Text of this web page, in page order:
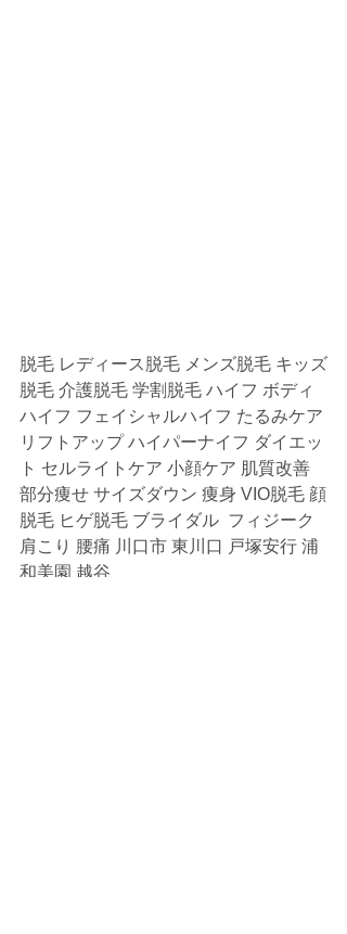
脱毛 レディース脱毛 メンズ脱毛 キッズ
脱毛 介護脱毛 学割脱毛 ハイフ ボディ
ハイフ フェイシャルハイフ たるみケア
リフトアップ ハイパーナイフ ダイエッ
ト セルライトケア 小顔ケア 肌質改善
部分痩せ サイズダウン 痩身 VIO脱毛 顔
脱毛 ヒゲ脱毛 ブライダル  フィジーク
肩こり 腰痛 川口市 東川口 戸塚安行 浦
和美園 越谷